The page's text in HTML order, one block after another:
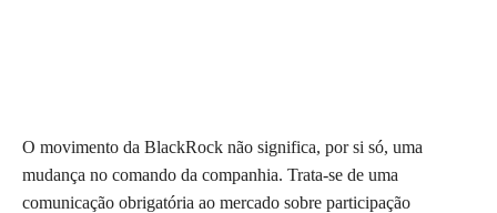
O movimento da BlackRock não significa, por si só, uma
mudança no comando da companhia. Trata-se de uma
comunicação obrigatória ao mercado sobre participação